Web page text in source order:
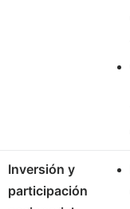
Inversión y
participación